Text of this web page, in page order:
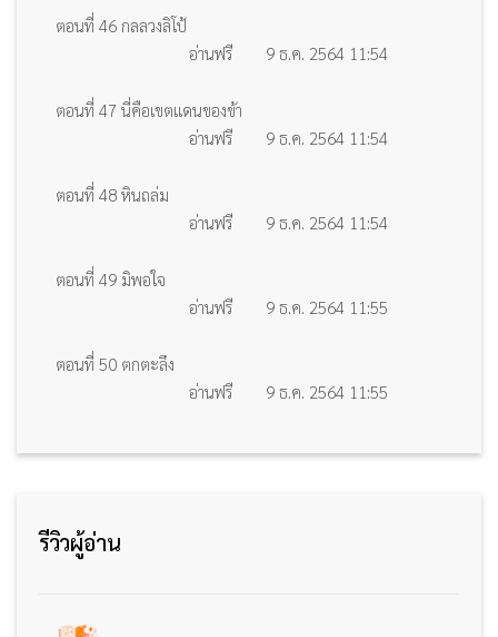
ตอนที่ 46 กลลวงลิโป้
อ่านฟรี
9 ธ.ค. 2564 11:54
ตอนที่ 47 นี่คือเขตแดนของข้า
อ่านฟรี
9 ธ.ค. 2564 11:54
ตอนที่ 48 หินถล่ม
อ่านฟรี
9 ธ.ค. 2564 11:54
ตอนที่ 49 มิพอใจ
อ่านฟรี
9 ธ.ค. 2564 11:55
ตอนที่ 50 ตกตะลึง
อ่านฟรี
9 ธ.ค. 2564 11:55
รีวิวผู้อ่าน